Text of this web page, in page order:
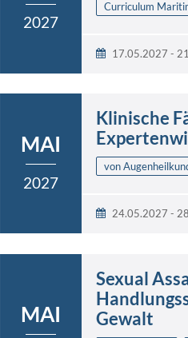
2027
Curriculum
17.05.2027 -
MAI
2027
Klinische
von
24.05.2027 -
MAI
Sexual
Gewalt